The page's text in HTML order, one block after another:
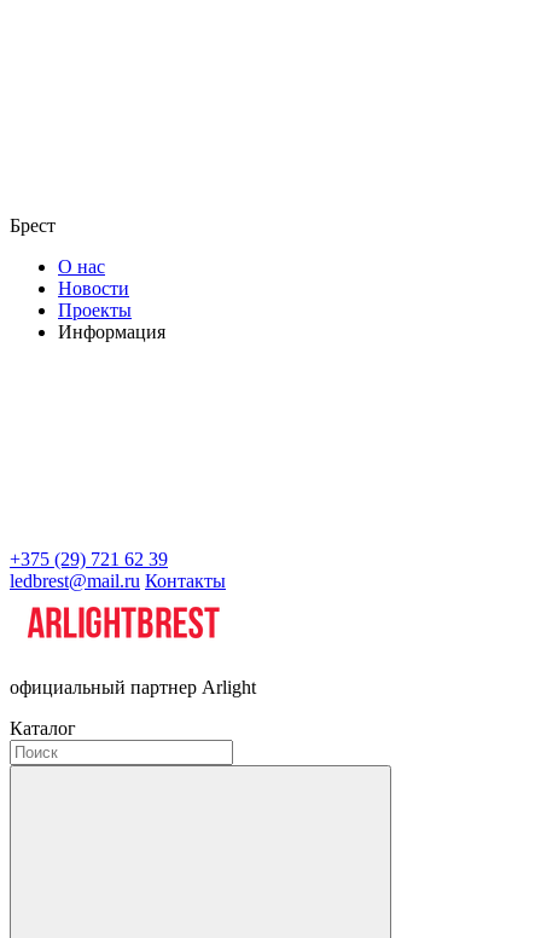
Брест
О нас
Новости
Проекты
Информация
+375 (29) 721 62 39
ledbrest@mail.ru Контакты
официальный партнер Arlight
Каталог